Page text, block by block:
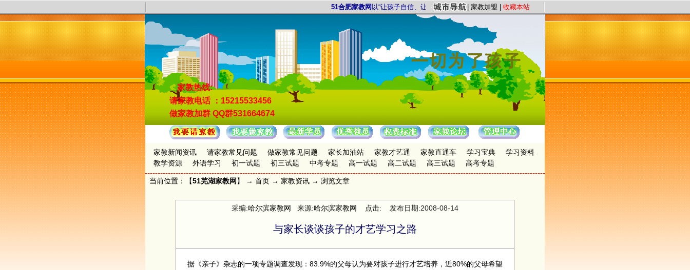
51合肥家教网以“让孩子自信、让家长放心”为服务宗旨，以“证件认证、星级评定”保证教员质量，以“系统化、高质量、快
家教加盟 收藏本站
家教热线:
请家教电话 ：15215533456
做家教加群 QQ群531664674
家教新闻资讯 请家教常见问题 做家教常见问题 家长加油站 家教才艺通 家教直通车 学习宝典
学习资料
教学资源
外语学习 初一试题 初三试题 中考专题 高一试题 高二试题 高三试题 高考专题
当前位置：【51芜湖家教网 】 → 首页 → 家教资讯 → 浏览文章
采编:哈尔滨家教网 来源:哈尔滨家教网 点击: 发布日期:2008-08-14
与家长谈谈孩子的才艺学习之路
据《亲子》杂志的一项专题调查发现：83.9%的父母认为要对孩子进行才艺培养，近80%的父母希望